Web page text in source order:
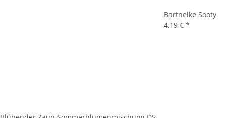
Bartnelke Sooty
4,19 € *